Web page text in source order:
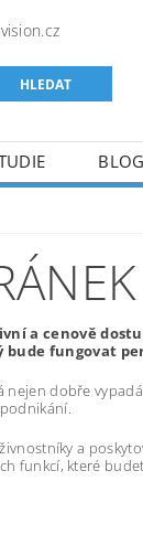
a cenově
fungovat
dobře
a
funkcí, které